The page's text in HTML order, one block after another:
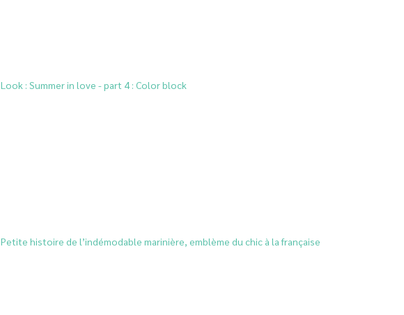
Look : Summer in love - part 4 : Color block
Petite histoire de l’indémodable marinière, emblème du chic à la française